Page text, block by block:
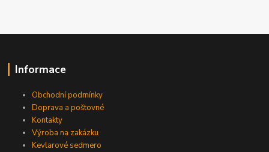
Informace
Obchodní podmínky
Doprava a poštovné
Kontakty
Výroba na zakázku
Kevlarové sedmero